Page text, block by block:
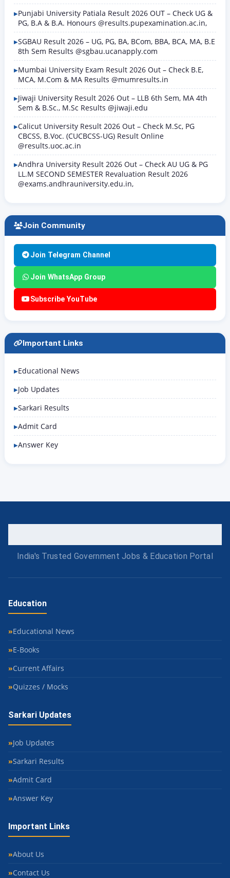
Punjabi University Patiala Result 2026 OUT – Check UG &
PG, B.A & B.A. Honours @results.pupexamination.ac.in,
SGBAU Result 2026 – UG, PG, BA, BCom, BBA, BCA, MA, B.E
8th Sem Results @sgbau.ucanapply.com
Mumbai University Exam Result 2026 Out – Check B.E,
MCA, M.Com & MA Results @mumresults.in
Jiwaji University Result 2026 Out – LLB 6th Sem, MA 4th
Sem & B.Sc., M.Sc Results @jiwaji.edu
Calicut University Result 2026 Out – Check M.Sc, PG
CBCSS, B.Voc. (CUCBCSS-UG) Result Online
@results.uoc.ac.in
Andhra University Result 2026 Out – Check AU UG & PG
LL.M SECOND SEMESTER Revaluation Result 2026
@exams.andhrauniversity.edu.in,
Join Community
Join Telegram Channel
Join WhatsApp Group
Subscribe YouTube
Important Links
Educational News
Job Updates
Sarkari Results
Admit Card
Answer Key
India's Trusted Government Jobs & Education Portal
Education
Educational News
E-Books
Current Affairs
Quizzes / Mocks
Sarkari Updates
Job Updates
Sarkari Results
Admit Card
Answer Key
Important Links
About Us
Contact Us